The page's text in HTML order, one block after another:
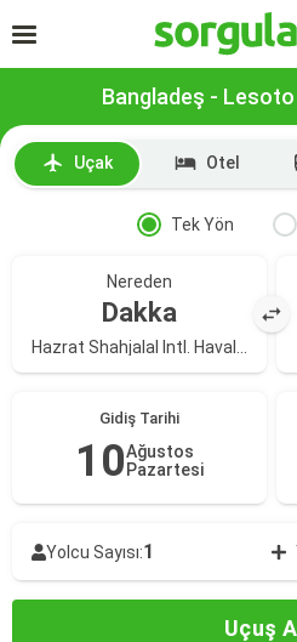
Bangladeş -
Uçak Otel
Tek Yön
Nereden
Dakka
Gidiş Tarihi
10Ağustos
Pazartesi
Yolcu Sayısı:1
Uçuş